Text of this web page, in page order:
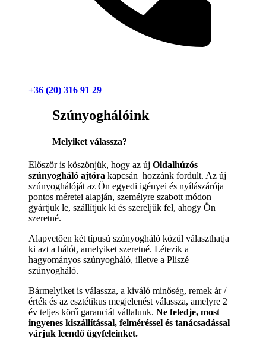
+36 (20) 316 91 29
Szúnyoghálóink
Melyiket válassza?
Először is köszönjük, hogy az új Oldalhúzós
szúnyogháló ajtóra kapcsán hozzánk fordult. Az új
szúnyoghálóját az Ön egyedi igényei és nyílászárója
pontos méretei alapján, személyre szabott módon
gyártjuk le, szállítjuk ki és szereljük fel, ahogy Ön
szeretné.
Alapvetően két típusú szúnyogháló közül választhatja
ki azt a hálót, amelyiket szeretné. Létezik a
hagyományos szúnyogháló, illetve a Pliszé
szúnyogháló.
Bármelyiket is válassza, a kiváló minőség, remek ár /
érték és az esztétikus megjelenést válassza, amelyre 2
év teljes körű garanciát vállalunk. Ne feledje, most
ingyenes kiszállítással, felméréssel és tanácsadással
várjuk leendő ügyfeleinket.